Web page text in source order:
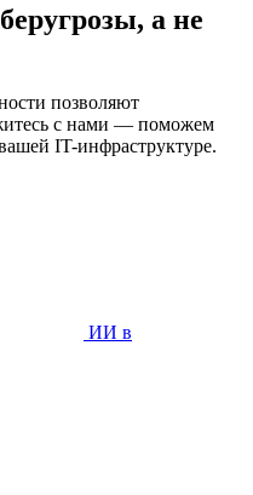
а не
позволяют
с нами — поможем
IT-инфраструктуре.
ИИ в